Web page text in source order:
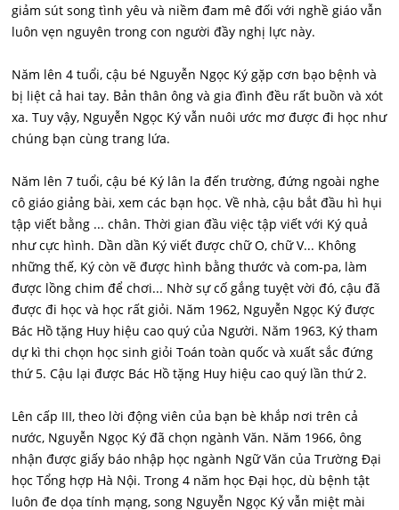
giảm sút song tình yêu và niềm đam mê đối với nghề giáo vẫn
luôn vẹn nguyên trong con người đầy nghị lực này.
Năm lên 4 tuổi, cậu bé Nguyễn Ngọc Ký gặp cơn bạo bệnh và
bị liệt cả hai tay. Bản thân ông và gia đình đều rất buồn và xót
xa. Tuy vậy, Nguyễn Ngọc Ký vẫn nuôi ước mơ được đi học như
chúng bạn cùng trang lứa.
Năm lên 7 tuổi, cậu bé Ký lân la đến trường, đứng ngoài nghe
cô giáo giảng bài, xem các bạn học. Về nhà, cậu bắt đầu hì hụi
tập viết bằng ... chân. Thời gian đầu việc tập viết với Ký quả
như cực hình. Dần dần Ký viết được chữ O, chữ V... Không
những thế, Ký còn vẽ được hình bằng thước và com-pa, làm
được lồng chim để chơi... Nhờ sự cố gắng tuyệt vời đó, cậu đã
được đi học và học rất giỏi. Năm 1962, Nguyễn Ngọc Ký được
Bác Hồ tặng Huy hiệu cao quý của Người. Năm 1963, Ký tham
dự kì thi chọn học sinh giỏi Toán toàn quốc và xuất sắc đứng
thứ 5. Cậu lại được Bác Hồ tặng Huy hiệu cao quý lần thứ 2.
Lên cấp III, theo lời động viên của bạn bè khắp nơi trên cả
nước, Nguyễn Ngọc Ký đã chọn ngành Văn. Năm 1966, ông
nhận được giấy báo nhập học ngành Ngữ Văn của Trường Đại
học Tổng hợp Hà Nội. Trong 4 năm học Đại học, dù bệnh tật
luôn đe dọa tính mạng, song Nguyễn Ngọc Ký vẫn miệt mài